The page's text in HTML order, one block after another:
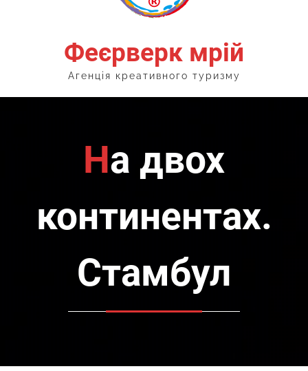
Феєрверк мрій
Агенція креативного туризму
На двох
континентах.
Стамбул